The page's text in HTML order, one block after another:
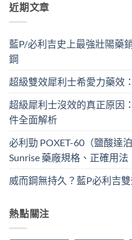
近期文章
藍P/必利吉史上最強壯陽藥
鋼
超級雙效犀利士希愛力藥效
超級犀利士沒效的真正原因
件全面解析
必利勁 POXET-60（鹽酸達
Sunrise 藥廠規格、正確用法
威而鋼無持久？藍P必利吉
熱點關注